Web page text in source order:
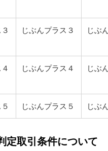
じぶんプラス３ じぶ
じぶんプラス４ じぶ
じぶんプラス５ じぶ
定取引条件について